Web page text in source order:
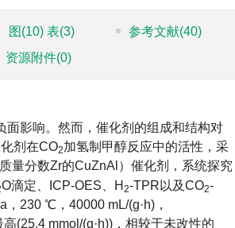
图 (10)表(3) 参考文献(40)
资源附件(0)
影响。然而，催化剂的组成和结构对
剂在CO2加氢制甲醇反应中的活性，采
量分数Zr的CuZnAl）催化剂，系统探究
O滴定、ICP-OES、H2-TPR以及CO2-
，230 ℃，40000 mL/(g·h)，
(25.4 mmol/(g·h))，相较于未改性的